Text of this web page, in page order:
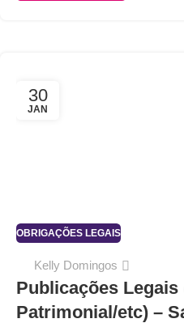
30
JAN
OBRIGAÇÕES LEGAIS
Kelly Domingos
Publicações
Patrimonial/etc) –